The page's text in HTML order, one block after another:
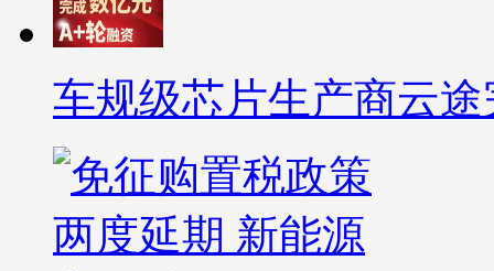
车规级芯片生产商云